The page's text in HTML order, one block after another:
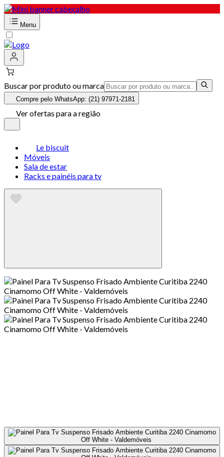
Menu
Buscar por produto ou marca
Compre pelo WhatsApp: (21) 97971-2181
Ver ofertas para a região
Le biscuit
Móveis
Sala de estar
Racks e painéis para tv